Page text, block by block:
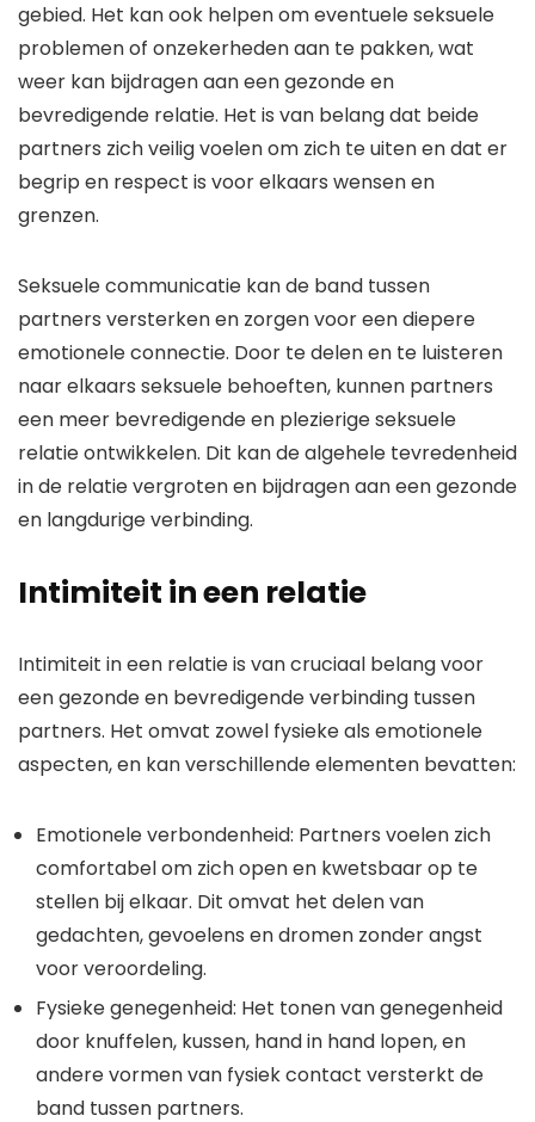
gebied. Het kan ook helpen om eventuele seksuele
problemen of onzekerheden aan te pakken, wat
weer kan bijdragen aan een gezonde en
bevredigende relatie. Het is van belang dat beide
partners zich veilig voelen om zich te uiten en dat er
begrip en respect is voor elkaars wensen en
grenzen.
Seksuele communicatie kan de band tussen
partners versterken en zorgen voor een diepere
emotionele connectie. Door te delen en te luisteren
naar elkaars seksuele behoeften, kunnen partners
een meer bevredigende en plezierige seksuele
relatie ontwikkelen. Dit kan de algehele tevredenheid
in de relatie vergroten en bijdragen aan een gezonde
en langdurige verbinding.
Intimiteit in een relatie
Intimiteit in een relatie is van cruciaal belang voor
een gezonde en bevredigende verbinding tussen
partners. Het omvat zowel fysieke als emotionele
aspecten, en kan verschillende elementen bevatten:
Emotionele verbondenheid: Partners voelen zich
comfortabel om zich open en kwetsbaar op te
stellen bij elkaar. Dit omvat het delen van
gedachten, gevoelens en dromen zonder angst
voor veroordeling.
Fysieke genegenheid: Het tonen van genegenheid
door knuffelen, kussen, hand in hand lopen, en
andere vormen van fysiek contact versterkt de
band tussen partners.